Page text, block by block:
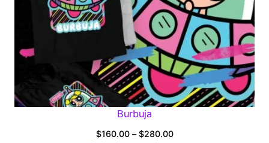
Burbuja
$160.00 – $280.00Price